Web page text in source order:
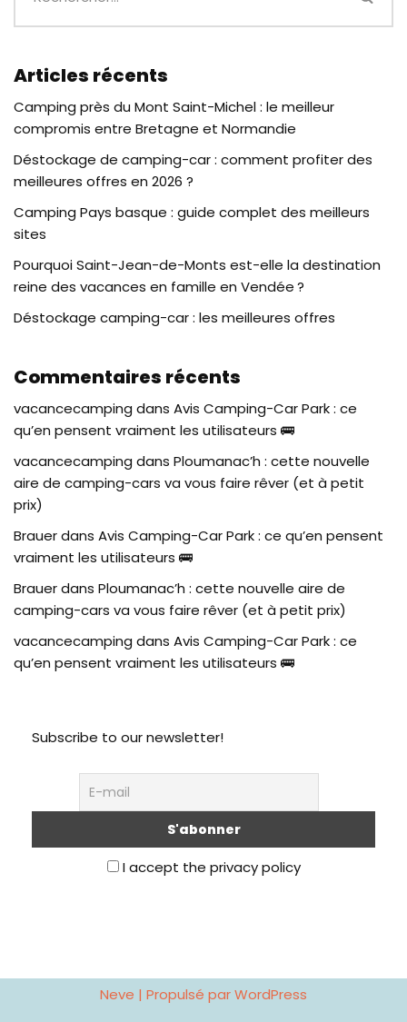
Articles récents
Camping près du Mont Saint-Michel : le meilleur
compromis entre Bretagne et Normandie
Déstockage de camping-car : comment profiter des
meilleures offres en 2026 ?
Camping Pays basque : guide complet des meilleurs
sites
Pourquoi Saint-Jean-de-Monts est-elle la destination
reine des vacances en famille en Vendée ?
Déstockage camping-car : les meilleures offres
Commentaires récents
vacancecamping dans Avis Camping-Car Park : ce
qu’en pensent vraiment les utilisateurs 🚌
vacancecamping dans Ploumanac’h : cette nouvelle
aire de camping-cars va vous faire rêver (et à petit
prix)
Brauerdans Avis Camping-Car Park : ce qu’en pensent
vraiment les utilisateurs 🚌
Brauerdans Ploumanac’h : cette nouvelle aire de
camping-cars va vous faire rêver (et à petit prix)
vacancecamping dans Avis Camping-Car Park : ce
qu’en pensent vraiment les utilisateurs 🚌
Subscribe to our newsletter!
I accept the privacy policy
Neve | Propulsé parWordPress